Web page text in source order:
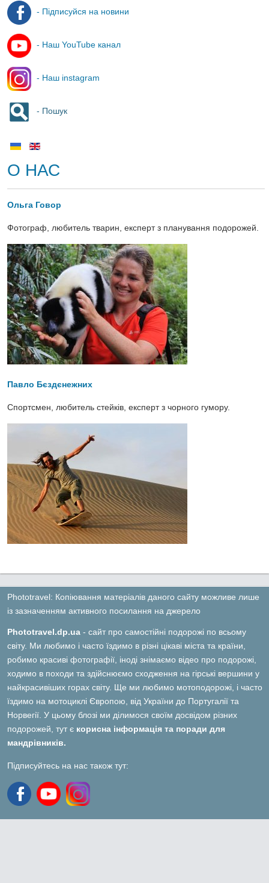
- Підписуйся на новини
- Наш YouTube канал
- Наш instagram
- Пошук
О НАС
Ольга Говор
Фотограф, любитель тварин, експерт з планування подорожей.
Павло Бєздєнежних
Спортсмен, любитель стейків, експерт з чорного гумору.
Phototravel: Копіювання матеріалів даного сайту можливе лише
із зазначенням активного посилання на джерело
Phototravel.dp.ua - сайт про самостійні подорожі по всьому
світу. Ми любимо і часто їздимо в різні цікаві міста та країни,
робимо красиві фотографії, іноді знімаємо відео про подорожі,
ходимо в походи та здійснюємо сходження на гірські вершини у
найкрасивіших горах світу. Ще ми любимо мотоподорожі, і часто
їздимо на мотоциклі Європою, від України до Португалії та
Норвегії. У цьому блозі ми ділимося своїм досвідом різних
подорожей, тут є корисна інформація та поради для
мандрівників.
Підписуйтесь на нас також тут: